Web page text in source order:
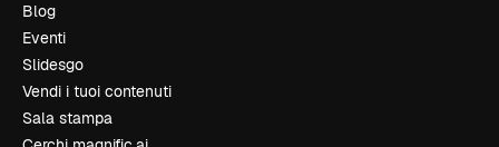
Blog
Eventi
Slidesgo
Vendi i tuoi contenuti
Sala stampa